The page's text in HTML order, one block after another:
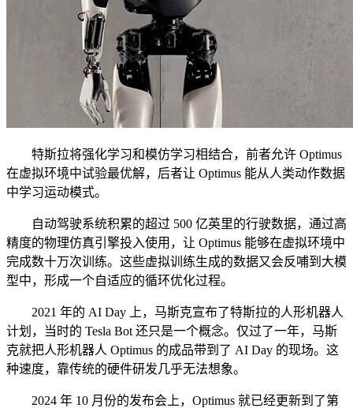
特斯拉将强化学习和模仿学习相结合，前者允许 Optimus
在虚拟环境中试验最优解，后者让 Optimus 能从人类动作数据
中学习运动模式。
自动驾驶系统积累的超过 500 亿英里的行驶数据，通过高
精度的物理仿真引擎投入使用，让 Optimus 能够在虚拟环境中
完成数十万次训练。这些虚拟训练生成的数据又会反哺到大模
型中，形成一个自适应的循环优化过程。
2021 年的 AI Day 上，马斯克宣布了特斯拉的人形机器人
计划，当时的 Tesla Bot 还只是一个概念。仅过了一年，马斯
克就把人形机器人 Optimus 的成品带到了 AI Day 的现场。这
种速度，靠传统的硬件研发几乎无法想象。
2024 年 10 月份的发布会上，Optimus 就已经更新到了第